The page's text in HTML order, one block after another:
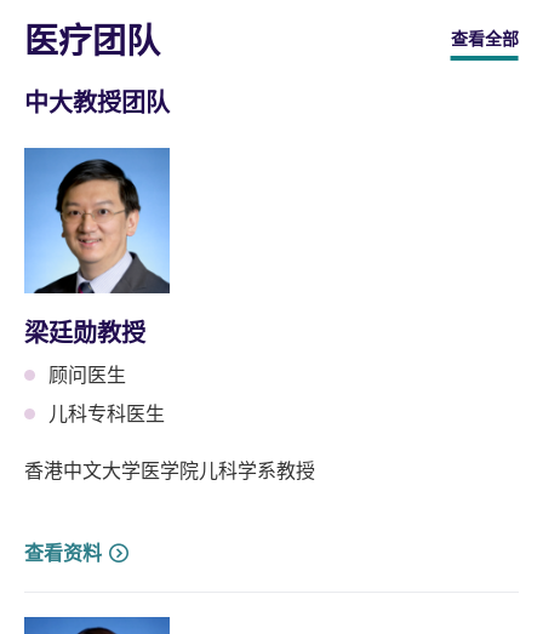
医疗团队 查看全部
中大教授团队
梁廷勋教授
顾问医生
儿科专科医生
香港中文大学医学院儿科学系教授
查看资料